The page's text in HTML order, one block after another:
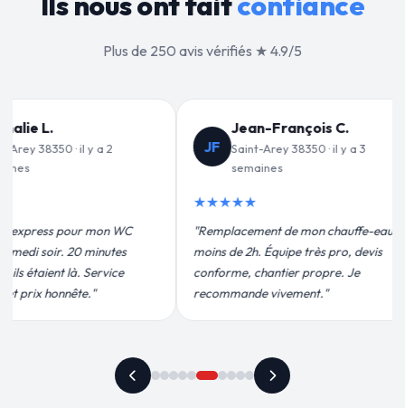
Plus de 250 avis vérifiés ★ 4.9/5
C.
38350 · il y a 3
mon chauffe-eau en
très pro, devis
propre. Je
Valérie D.
Saint-Arey 38350 · il y a 1 mois
"Un grand merci à Sylvain Plombier
pour leur intervention rapide et
efficace. Fuite réparée en 30 min, prix
plus qu'honnête !"